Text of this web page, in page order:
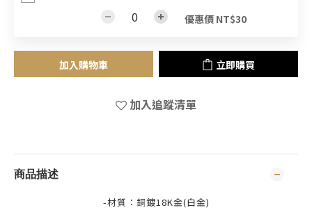
優惠價 NT$30
加入購物車 立即購買
加入追蹤清單
商品描述
-材質：銅鍍18K金(白金)